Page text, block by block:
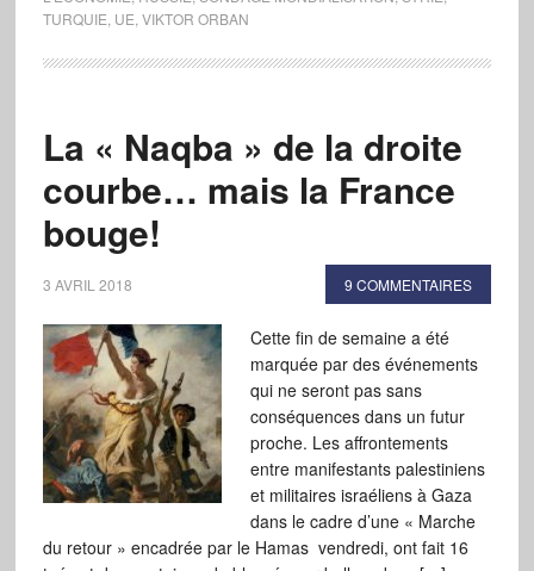
TURQUIE UE VIKTOR ORBAN
La « Naqba » de la droite
courbe… mais la France
bouge!
3 AVRIL 2018 9 COMMENTAIRES
Cette fin de semaine a été
marquée par des événements
qui ne seront pas sans
conséquences dans un futur
proche. Les affrontements
entre manifestants palestiniens
et militaires israéliens à Gaza
dans le cadre d’une « Marche
du retour » encadrée par le Hamas vendredi, ont fait 16